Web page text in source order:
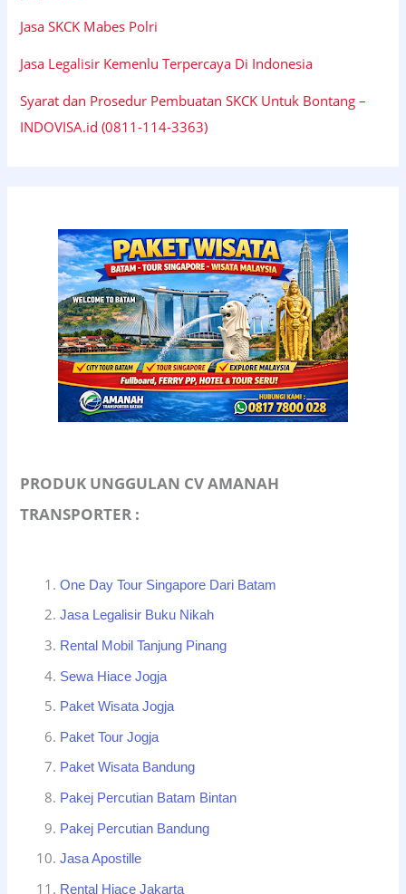
Jasa SKCK Mabes Polri
Jasa Legalisir Kemenlu Terpercaya Di Indonesia
Syarat dan Prosedur Pembuatan SKCK Untuk Bontang –
INDOVISA.id (0811-114-3363)
PRODUK UNGGULAN CV AMANAH
TRANSPORTER :
One Day Tour Singapore Dari Batam
Jasa Legalisir Buku Nikah
Rental Mobil Tanjung Pinang
Sewa Hiace Jogja
Paket Wisata Jogja
Paket Tour Jogja
Paket Wisata Bandung
Pakej Percutian Batam Bintan
Pakej Percutian Bandung
Jasa Apostille
Rental Hiace Jakarta